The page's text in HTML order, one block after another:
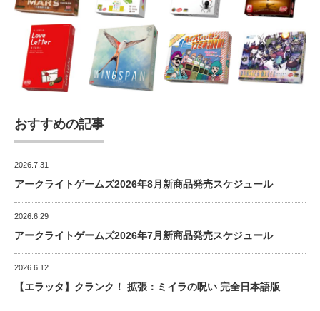
おすすめの記事
2026.7.31
アークライトゲームズ2026年8月新商品発売スケジュール
2026.6.29
アークライトゲームズ2026年7月新商品発売スケジュール
2026.6.12
【エラッタ】クランク！ 拡張：ミイラの呪い 完全日本語版